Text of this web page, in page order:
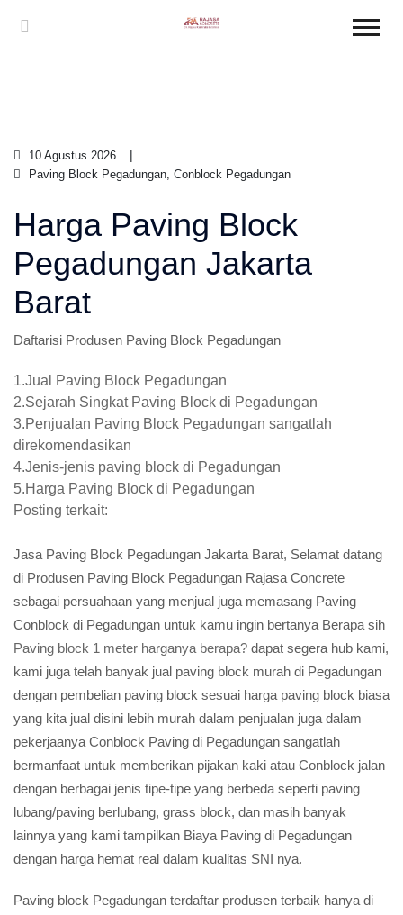
10 Agustus 2026
Paving Block Pegadungan, Conblock Pegadungan
Harga Paving Block
Pegadungan Jakarta
Barat
Daftarisi Produsen Paving Block Pegadungan
1.Jual Paving Block Pegadungan
2.Sejarah Singkat Paving Block di Pegadungan
3.Penjualan Paving Block Pegadungan sangatlah
direkomendasikan
4.Jenis-jenis paving block di Pegadungan
5.Harga Paving Block di Pegadungan
Posting terkait:
Jasa Paving Block Pegadungan Jakarta Barat, Selamat datang
di Produsen Paving Block Pegadungan Rajasa Concrete
sebagai persuahaan yang menjual juga memasang Paving
Conblock di Pegadungan untuk kamu ingin bertanya Berapa sih
Paving block 1 meter harganya berapa? dapat segera hub kami,
kami juga telah banyak jual paving block murah di Pegadungan
dengan pembelian paving block sesuai harga paving block biasa
yang kita jual disini lebih murah dalam penjualan juga dalam
pekerjaanya Conblock Paving di Pegadungan sangatlah
bermanfaat untuk memberikan pijakan kaki atau Conblock jalan
dengan berbagai jenis tipe-tipe yang berbeda seperti paving
lubang/paving berlubang, grass block, dan masih banyak
lainnya yang kami tampilkan Biaya Paving di Pegadungan
dengan harga hemat real dalam kualitas SNI nya.
Paving block Pegadungan terdaftar produsen terbaik hanya di